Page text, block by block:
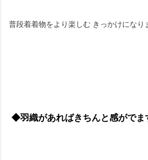
普段着着物をより楽しむ きっかけになり
◆羽織があればきちんと感がでま